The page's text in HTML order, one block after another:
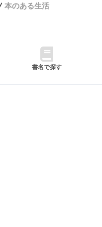
本のある生活
書名で探す